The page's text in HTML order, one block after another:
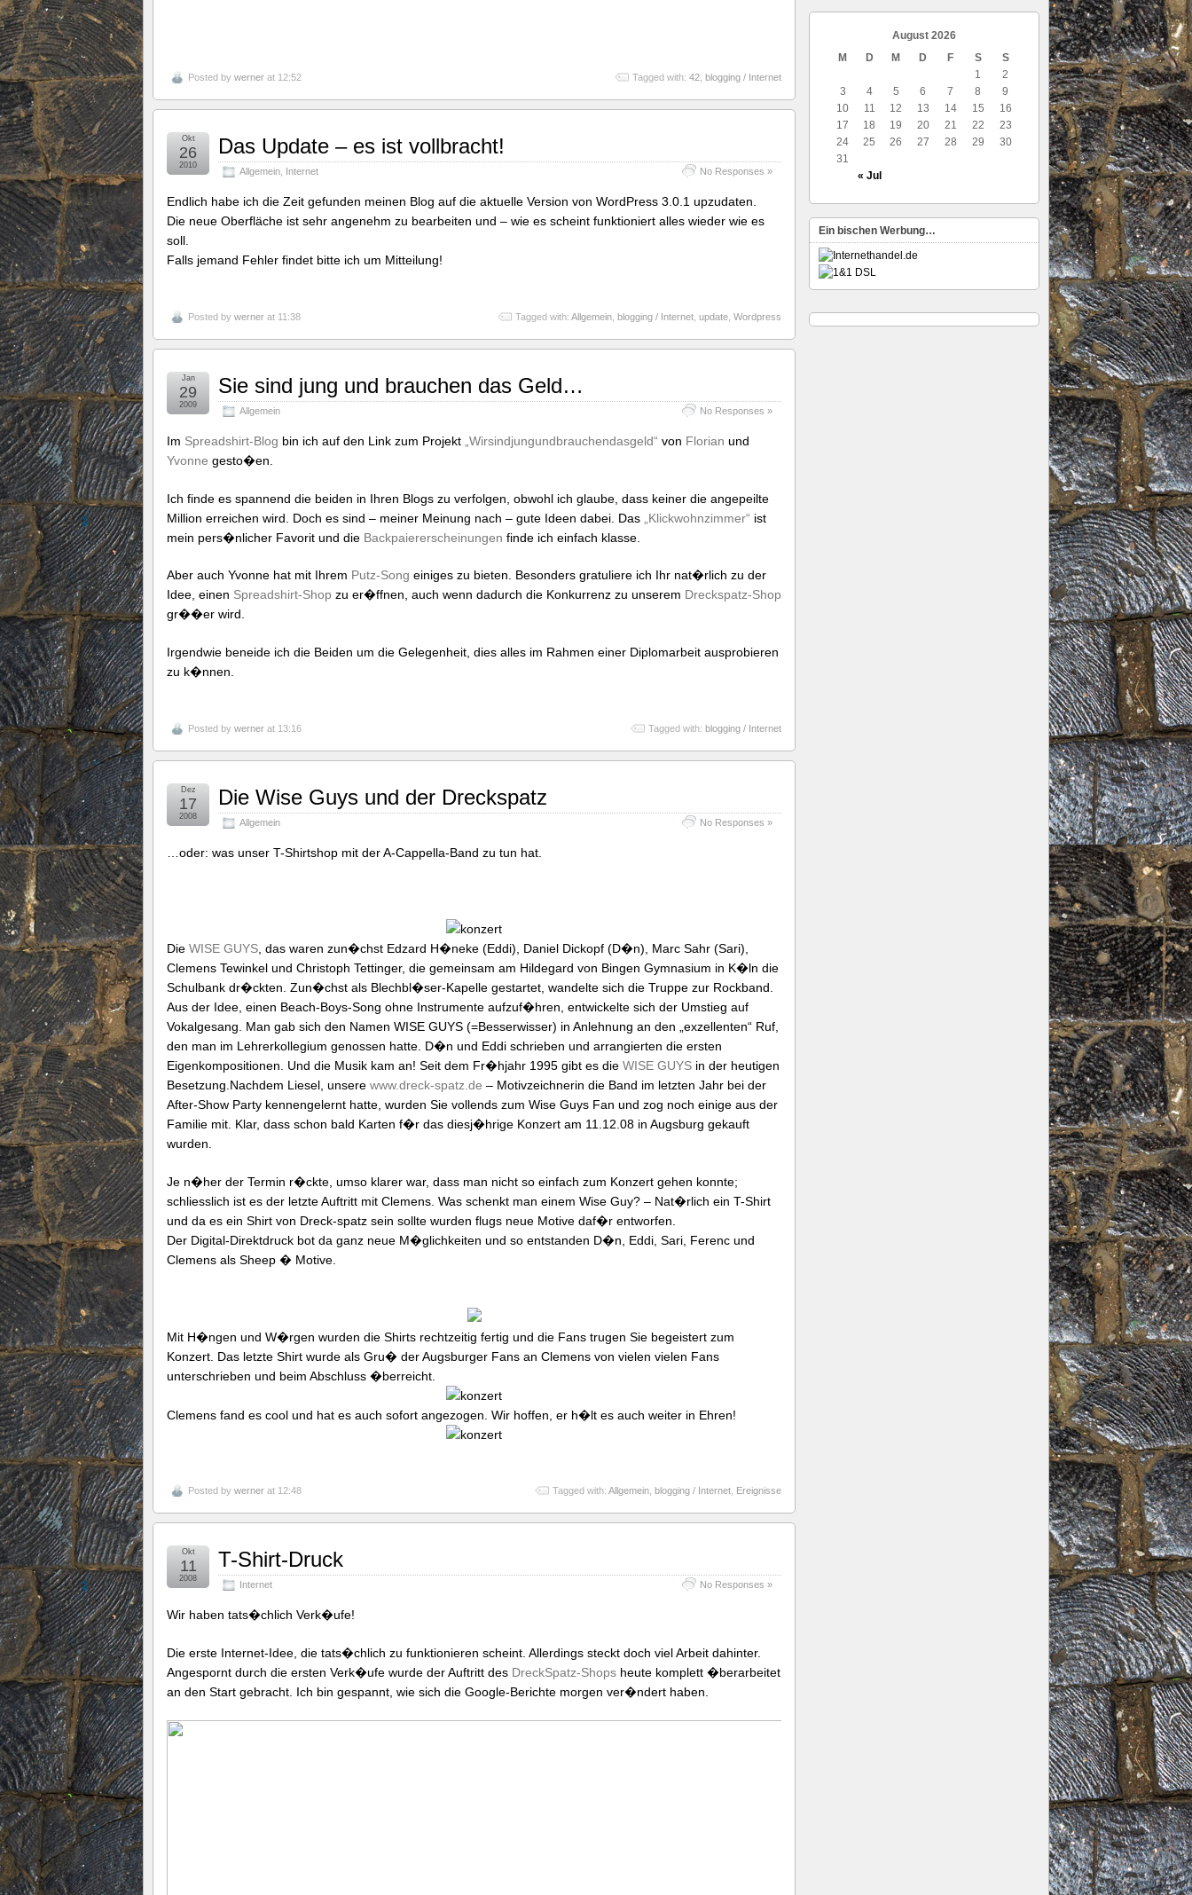
Posted by werner at 12:52 Tagged with: 42 blogging / Internet
Das Update – es ist vollbracht!
Allgemein Internet No Responses »
Okt
26
2010
Endlich habe ich die Zeit gefunden meinen Blog auf die aktuelle Version von WordPress 3.0.1 upzudaten.
Die neue Oberfläche ist sehr angenehm zu bearbeiten und – wie es scheint funktioniert alles wieder wie es
soll.
Falls jemand Fehler findet bitte ich um Mitteilung!
Posted by werner at 11:38 Tagged with: Allgemein blogging / Internet update Wordpress
Sie sind jung und brauchen das Geld…
Allgemein No Responses »
Jan
29
2009
Im Spreadshirt-Blog bin ich auf den Link zum Projekt „Wirsindjungundbrauchendasgeld“ von Florian und
Yvonne gesto�en.
Ich finde es spannend die beiden in Ihren Blogs zu verfolgen, obwohl ich glaube, dass keiner die angepeilte
Million erreichen wird. Doch es sind – meiner Meinung nach – gute Ideen dabei. Das
„Klickwohnzimmer“ ist
mein pers�nlicher Favorit und die Backpaiererscheinungen finde ich einfach klasse.
Aber auch Yvonne hat mit Ihrem Putz-Song einiges zu bieten. Besonders gratuliere ich Ihr nat�rlich zu der
Idee, einen Spreadshirt-Shop zu er�ffnen, auch wenn dadurch die Konkurrenz zu unserem Dreckspatz-Shop
gr��er wird.
Irgendwie beneide ich die Beiden um die Gelegenheit, dies alles im Rahmen einer Diplomarbeit ausprobieren
zu k�nnen.
Posted by werner at 13:16 Tagged with: blogging / Internet
Die Wise Guys und der Dreckspatz
Allgemein No Responses »
Dez
17
2008
…oder: was unser T-Shirtshop mit der A-Cappella-Band zu tun hat.
Die WISE GUYS , das waren zun�chst Edzard H�neke (Eddi), Daniel Dickopf (D�n), Marc Sahr (Sari),
Clemens Tewinkel und Christoph Tettinger, die gemeinsam am Hildegard von Bingen Gymnasium in K�ln die
Schulbank dr�ckten. Zun�chst als Blechbl�ser-Kapelle gestartet, wandelte sich die Truppe zur Rockband.
Aus der Idee, einen Beach-Boys-Song ohne Instrumente aufzuf�hren, entwickelte sich der Umstieg auf
Vokalgesang. Man gab sich den Namen WISE GUYS (=Besserwisser) in Anlehnung an den „exzellenten“ Ruf,
den man im Lehrerkollegium genossen hatte. D�n und Eddi schrieben und arrangierten die ersten
Eigenkompositionen. Und die Musik kam an! Seit dem Fr�hjahr 1995 gibt es die WISE GUYS in der heutigen
Besetzung.Nachdem Liesel, unsere www.dreck-spatz.de – Motivzeichnerin die Band im letzten Jahr bei der
After-Show Party kennengelernt hatte, wurden Sie vollends zum Wise Guys Fan und zog noch einige aus der
Familie mit. Klar, dass schon bald Karten f�r das diesj�hrige Konzert am 11.12.08 in Augsburg gekauft
wurden.
Je n�her der Termin r�ckte, umso klarer war, dass man nicht so einfach zum Konzert gehen konnte;
schliesslich ist es der letzte Auftritt mit Clemens. Was schenkt man einem Wise Guy? – Nat�rlich ein T-Shirt
und da es ein Shirt von Dreck-spatz sein sollte wurden flugs neue Motive daf�r entworfen.
Der Digital-Direktdruck bot da ganz neue M�glichkeiten und so entstanden D�n, Eddi, Sari, Ferenc und
Clemens als Sheep � Motive.
Mit H�ngen und W�rgen wurden die Shirts rechtzeitig fertig und die Fans trugen Sie begeistert zum
Konzert. Das letzte Shirt wurde als Gru� der Augsburger Fans an Clemens von vielen vielen Fans
unterschrieben und beim Abschluss �berreicht.
Clemens fand es cool und hat es auch sofort angezogen. Wir hoffen, er h�lt es auch weiter in Ehren!
Posted by werner at 12:48 Tagged with: Allgemein blogging / Internet Ereignisse
T-Shirt-Druck
Internet No Responses »
Okt
11
2008
Wir haben tats�chlich Verk�ufe!
Die erste Internet-Idee, die tats�chlich zu funktionieren scheint. Allerdings steckt doch viel Arbeit dahinter.
Angespornt durch die ersten Verk�ufe wurde der Auftritt des DreckSpatz-Shops heute komplett �berarbeitet
an den Start gebracht. Ich bin gespannt, wie sich die Google-Berichte morgen ver�ndert haben.
August 2026
M
D M D F S S
« Jul
1
2
3
4 5 6 7 8
9
10
11 12 13 14 15
16
17
18 19 20 21 22
23
24
25 26 27 28 29
30
31
Ein bischen Werbung…